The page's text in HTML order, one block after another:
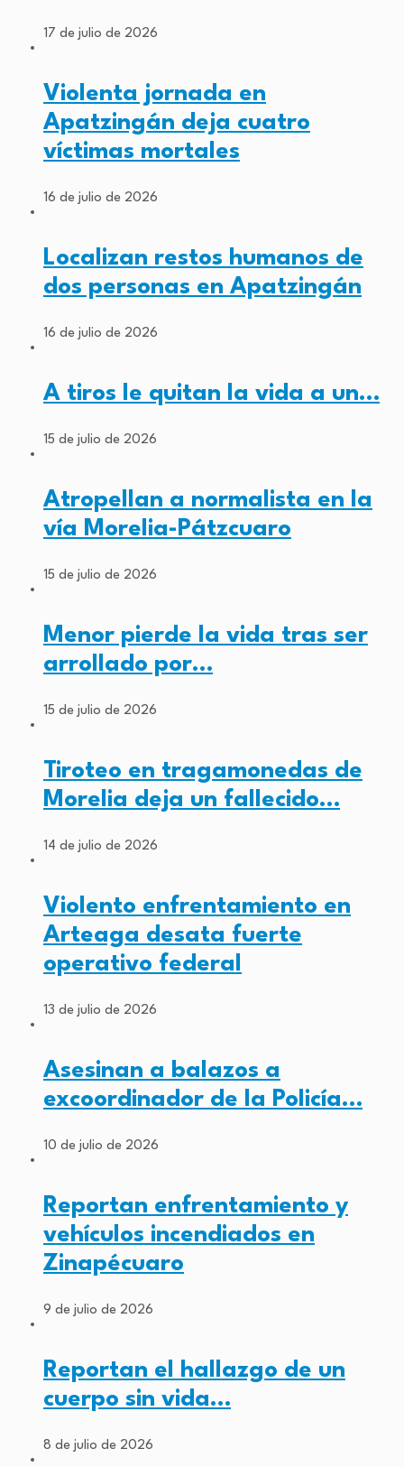
17 de julio de 2026
Violenta jornada en
Apatzingán deja cuatro
víctimas mortales
16 de julio de 2026
Localizan restos humanos de
dos personas en Apatzingán
16 de julio de 2026
A tiros le quitan la vida a un…
15 de julio de 2026
Atropellan a normalista en la
vía Morelia-Pátzcuaro
15 de julio de 2026
Menor pierde la vida tras ser
arrollado por…
15 de julio de 2026
Tiroteo en tragamonedas de
Morelia deja un fallecido…
14 de julio de 2026
Violento enfrentamiento en
Arteaga desata fuerte
operativo federal
13 de julio de 2026
Asesinan a balazos a
excoordinador de la Policía…
10 de julio de 2026
Reportan enfrentamiento y
vehículos incendiados en
Zinapécuaro
9 de julio de 2026
Reportan el hallazgo de un
cuerpo sin vida…
8 de julio de 2026